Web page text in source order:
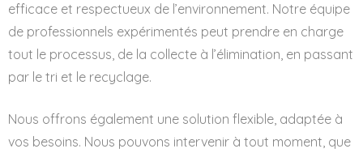
efficace et respectueux de l’environnement. Notre équipe
de professionnels expérimentés peut prendre en charge
tout le processus, de la collecte à l’élimination, en passant
par le tri et le recyclage.
Nous offrons également une solution flexible, adaptée à
vos besoins. Nous pouvons intervenir à tout moment, que